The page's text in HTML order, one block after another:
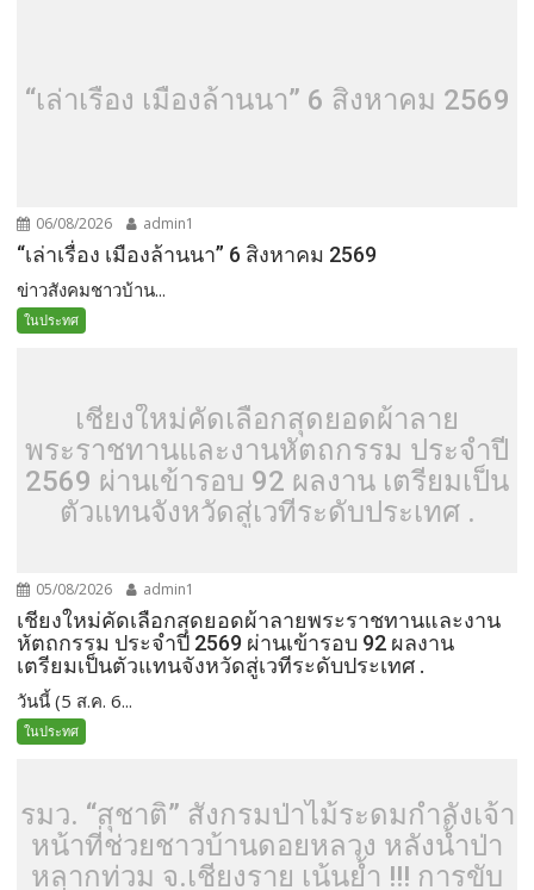
“เล่าเรื่อง เมืองล้านนา” 6 สิงหาคม 2569
06/08/2026 admin1
“เล่าเรื่อง เมืองล้านนา” 6 สิงหาคม 2569
ข่าวสังคมชาวบ้าน...
ในประทศ
เชียงใหม่คัดเลือกสุดยอดผ้าลาย
พระราชทานและงานหัตถกรรม ประจำปี
2569 ผ่านเข้ารอบ 92 ผลงาน เตรียมเป็น
ตัวแทนจังหวัดสู่เวทีระดับประเทศ .
05/08/2026 admin1
เชียงใหม่คัดเลือกสุดยอดผ้าลายพระราชทานและงาน
หัตถกรรม ประจำปี 2569 ผ่านเข้ารอบ 92 ผลงาน
เตรียมเป็นตัวแทนจังหวัดสู่เวทีระดับประเทศ .
วันนี้ (5 ส.ค. 6...
ในประทศ
รมว. “สุชาติ” สั่งกรมป่าไม้ระดมกำลังเจ้า
หน้าที่ช่วยชาวบ้านดอยหลวง หลังน้ำป่า
หลากท่วม จ.เชียงราย เน้นย้ำ !!! การขับ